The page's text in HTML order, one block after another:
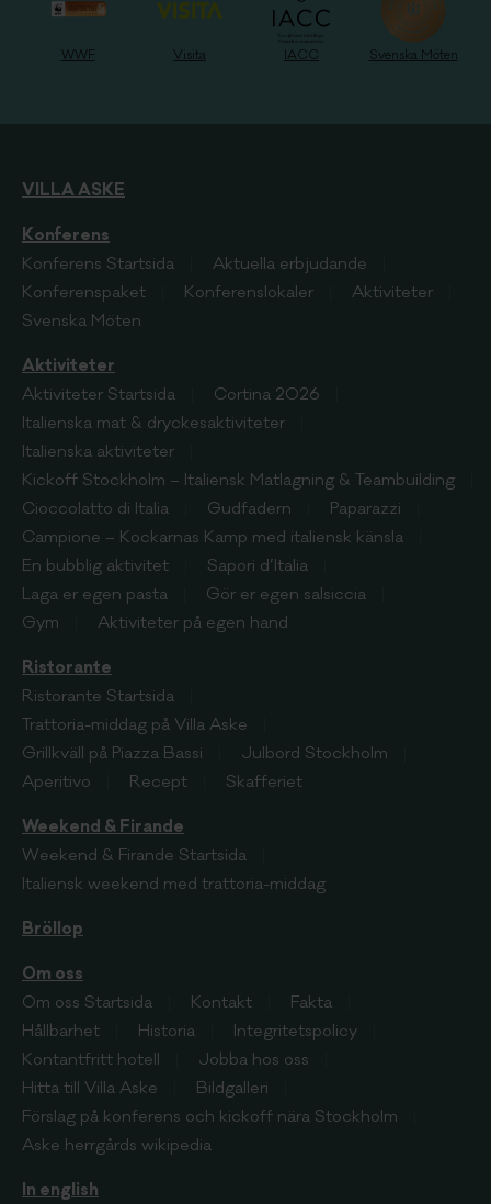
WWF Visita IACC Svenska Möten
VILLA ASKE
Konferens
Konferens Startsida
Aktuella erbjudande
Konferenspaket
Konferenslokaler
Aktiviteter
Svenska Möten
Aktiviteter
Aktiviteter Startsida
Cortina 2026
Italienska mat & dryckesaktiviteter
Italienska aktiviteter
Kickoff Stockholm – Italiensk Matlagning & Teambuilding
Cioccolatto di Italia
Gudfadern
Paparazzi
Campione – Kockarnas Kamp med italiensk känsla
En bubblig aktivitet
Sapori d’Italia
Laga er egen pasta
Gör er egen salsiccia
Gym
Aktiviteter på egen hand
Ristorante
Ristorante Startsida
Trattoria-middag på Villa Aske
Grillkväll på Piazza Bassi
Julbord Stockholm
Aperitivo
Recept Skafferiet
Weekend & Firande
Weekend & Firande Startsida
Italiensk weekend med trattoria-middag
Bröllop
Om oss
Om oss Startsida Kontakt
Fakta
Hållbarhet
Historia
Integritetspolicy
Kontantfritt hotell
Jobba hos oss
Hitta till Villa Aske
Bildgalleri
Förslag på konferens och kickoff nära Stockholm
Aske herrgårds wikipedia
In english